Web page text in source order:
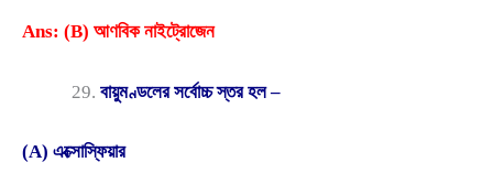
Ans: (B) আণবিক নাইট্রোজেন
বায়ুমণ্ডলের সর্বোচ্চ স্তর হল –
(A) এক্সোস্ফিয়ার